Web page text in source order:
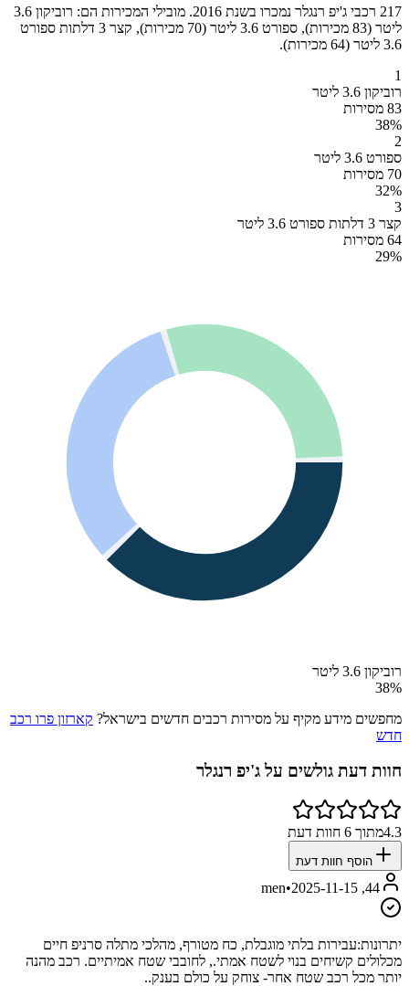
217 רכבי ג'יפ רנגלר נמכרו בשנת 2016. מובילי המכירות הם: רוביקון 3.6
ליטר (83 מכירות), ספורט 3.6 ליטר (70 מכירות), קצר 3 דלתות ספורט
3.6 ליטר (64 מכירות).
1
רוביקון 3.6 ליטר
83 מסירות
38%
2
ספורט 3.6 ליטר
70 מסירות
32%
3
קצר 3 דלתות ספורט 3.6 ליטר
64 מסירות
29%
רוביקון 3.6 ליטר
38%
מחפשים מידע מקיף על מסירות רכבים חדשים בישראל? קארזון פרו רכב
חדש
חוות דעת גולשים על ג'יפ רנגלר
4.3מתוך 6 חוות דעת
הוסף חוות דעת
44, men
•2025-11-15
יתרונות:עבירות בלתי מוגבלת, כח מטורף, מהלכי מתלה סרניפ חיים
מכלולים קשיחים בנוי לשטח אמתי., לחובבי שטח אמיתיים. רכב מהנה
יותר מכל רכב שטח אחר- צוחק על כולם בענק..